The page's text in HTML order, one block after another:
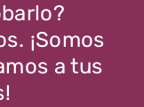
¡Somos
a tus